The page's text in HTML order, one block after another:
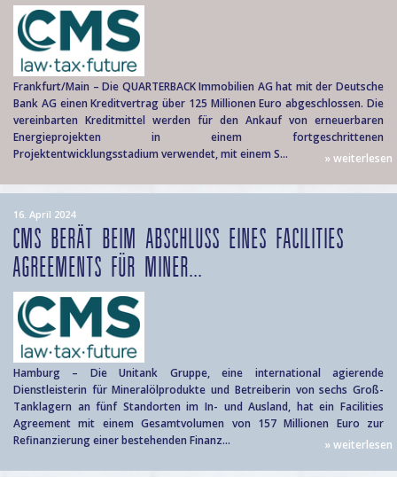
Frankfurt/Main – Die QUARTERBACK Immobilien AG hat mit der Deutsche
Bank AG einen Kreditvertrag über 125 Millionen Euro abgeschlossen. Die
vereinbarten Kreditmittel werden für den Ankauf von erneuerbaren
Energieprojekten in einem fortgeschrittenen
Projektentwicklungsstadium verwendet, mit einem S...
» weiterlesen
16. April 2024
CMS BERÄT BEIM ABSCHLUSS EINES FACILITIES
AGREEMENTS FÜR MINER...
Hamburg – Die Unitank Gruppe, eine international agierende
Dienstleisterin für Mineralölprodukte und Betreiberin von sechs Groß-
Tanklagern an fünf Standorten im In- und Ausland, hat ein Facilities
Agreement mit einem Gesamtvolumen von 157 Millionen Euro zur
Refinanzierung einer bestehenden Finanz...
» weiterlesen